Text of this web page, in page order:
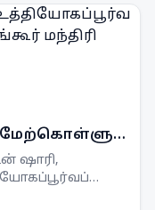
மேற்கொள்ளும்
ஷாரி,